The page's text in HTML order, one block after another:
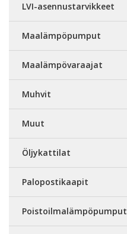
LVI-asennustarvikkeet
Maalämpöpumput
Maalämpövaraajat
Muhvit
Muut
Öljykattilat
Palopostikaapit
Poistoilmalämpöpumput